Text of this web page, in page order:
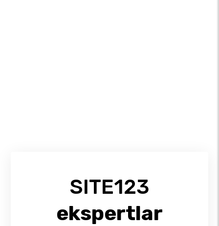
SITE123
ekspertlar